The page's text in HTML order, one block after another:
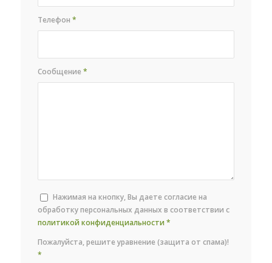
Телефон*
Сообщение*
Нажимая на кнопку, Вы даете согласие на
обработку персональных данных в соответствии с
политикой конфиденциальности *
Пожалуйста, решите уравнение (защита от спама)!
*